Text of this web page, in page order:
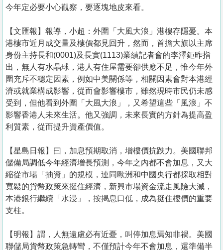
今年定必要小心觀察，要逐塊地皮來看。
【文匯報】報導，小超：外圍「大風大浪」港樓存隱憂。本
港樓市近月成交量及樓價都見回升，然而，首擔大旗以主席
身份主持長和(0001)及長實(1113)業績記者會的李澤鉅昨指
出，無人有水晶球，港人有住屋需要卻供應不足，惟今年外
圍充斥不穩定因素，例如中美關係等，相關因素會對本港經
濟或就業構成影響，從而會影響樓市，雖然現時市民仍未感
受到，但他看到外圍「大風大浪」，又希望這些「風浪」不
影響香港人未來生活。他又強調，未來長實的方針為提高盈
利質素，從而提升資產價值。
【星島日報】曰，加息預期取消，增樓價抗跌力。美國聯邦
儲備局調低今年經濟增長預測，今年之內都不會加息，又大
縮從市場「抽資」的規模，連同歐洲和中國央行都採取相對
寬鬆的貨幣政策來挺住經濟，新興市場資金流走風險大減，
本港銀行繼續「水浸」，按揭息口低，成為挺住樓價的重要
支柱。
【明報】謂，人無遠慮必有近憂，叫停加息焉知非禍。美國
聯儲局貨幣政策急轉彎，不僅預計今年不會加息，還準備半